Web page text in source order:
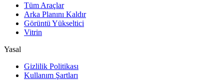
Tüm Araçlar
Arka Planını Kaldır
Görüntü Yükseltici
Vitrin
Yasal
Gizlilik Politikası
Kullanım Şartları